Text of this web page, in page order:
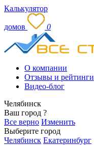
Калькулятор
домов 0
О компании
Отзывы и рейтинги
Видео-блог
Челябинск
Ваш город ?
Все верно Изменить
Выберите город
Челябинск Екатеринбург